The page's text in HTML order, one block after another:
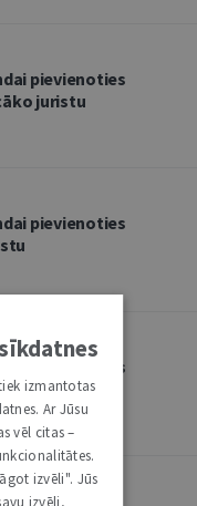
pievienoties
juristu
pievienoties
pievienoties
izmantotas
Ar Jūsu
vēl citas –
izvēli". Jūs
izvēli,